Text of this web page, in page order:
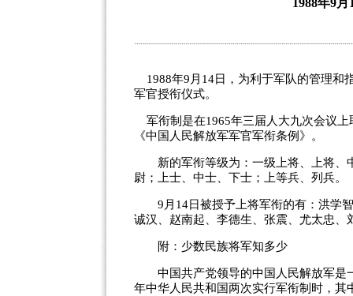
1988年9
1988年9月14日，为利于军队的管理和
军官授衔仪式。
军衔制是在1965年三届人大九次会议上
《中国人民解放军军官军衔条例》。
新的军衔等级为：一级上将、上将、
尉；上士、中士、下士；上等兵、列兵。
9月14日被授予上将军衔的有：洪学智
诚汉、赵南起、李德生、张震、尤太忠
附：少数民族将军知多少
中国共产党领导的中国人民解放军是
年中华人民共和国两次实行军衔制时，